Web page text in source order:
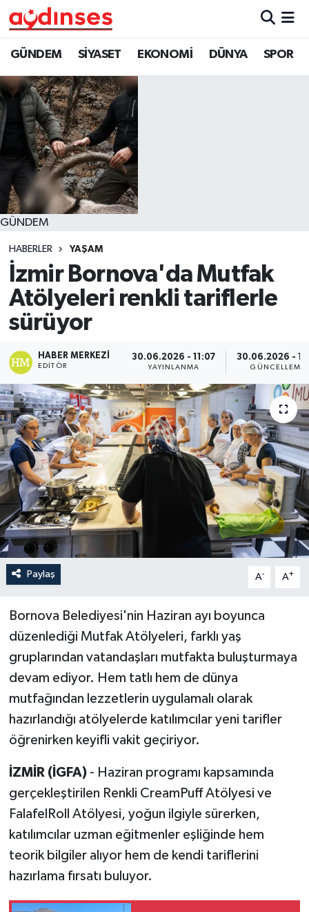
GÜNDEM SİYASET EKONOMİ DÜNYA SPOR
GÜNDEM
HABERLER YAŞAM
İzmir Bornova'da Mutfak
Atölyeleri renkli tariflerle
sürüyor
HABER MERKEZI
EDITÖR
30.06.2026 - 11:07
YAYINLANMA
30.06.2026 -
GÜNCELLEME
Paylaş A- A+
Bornova Belediyesi'nin Haziran ayı boyunca
düzenlediği Mutfak Atölyeleri, farklı yaş
gruplarından vatandaşları mutfakta buluşturmaya
devam ediyor. Hem tatlı hem de dünya
mutfağından lezzetlerin uygulamalı olarak
hazırlandığı atölyelerde katılımcılar yeni tarifler
öğrenirken keyifli vakit geçiriyor.
İZMİR (İGFA) - Haziran programı kapsamında
gerçekleştirilen Renkli CreamPuff Atölyesi ve
FalafelRoll Atölyesi, yoğun ilgiyle sürerken,
katılımcılar uzman eğitmenler eşliğinde hem
teorik bilgiler alıyor hem de kendi tariflerini
hazırlama fırsatı buluyor.
GÜNDEM
SİYASET
EKONOMİ
DÜNYA
SPOR
MAGAZİN
YAŞAM
Nöbetçi Eczaneler
Hava Durumu
Aydin Namaz Vakitleri
Trafik Durumu
Süper Lig Puan Durumu ve Fikstür
Tüm Manşetler
Son Dakika Haberleri
Haber Arşivi